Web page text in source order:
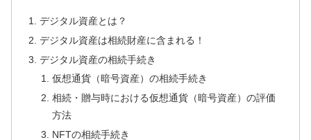
デジタル資産とは？
デジタル資産は相続財産に含まれる！
デジタル資産の相続手続き
仮想通貨（暗号資産）の相続手続き
相続・贈与時における仮想通貨（暗号資産）の評価
方法
NFTの相続手続き